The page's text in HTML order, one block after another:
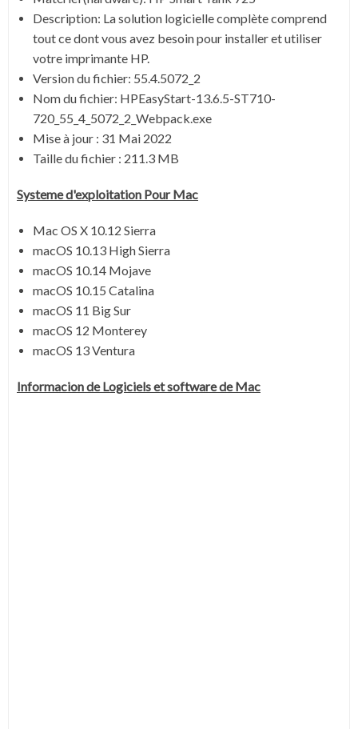
Description: La solution logicielle complète comprend
tout ce dont vous avez besoin pour installer et utiliser
votre imprimante HP.
Version du fichier: 55.4.5072_2
Nom du fichier: HPEasyStart-13.6.5-ST710-
720_55_4_5072_2_Webpack.exe
Mise à jour : 31 Mai 2022
Taille du fichier : 211.3 MB
Systeme d'exploitation Pour Mac
Mac OS X 10.12 Sierra
macOS 10.13 High Sierra
macOS 10.14 Mojave
macOS 10.15 Catalina
macOS 11 Big Sur
macOS 12 Monterey
macOS 13 Ventura
Informacion de Logiciels et software de Mac